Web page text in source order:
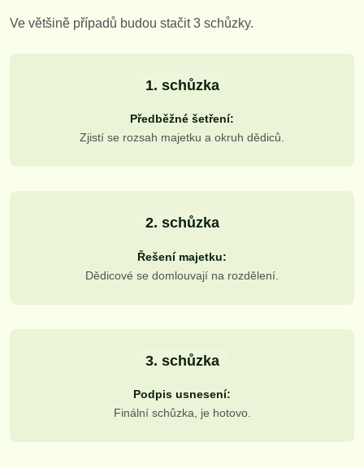
Ve většině případů budou stačit 3 schůzky.
1. schůzka
Předběžné šetření:
Zjistí se rozsah majetku a okruh dědiců.
2. schůzka
Řešení majetku:
Dědicové se domlouvají na rozdělení.
3. schůzka
Podpis usnesení:
Finální schůzka, je hotovo.